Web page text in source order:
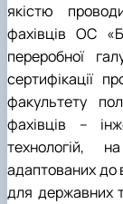
якістю
фахівців ОС
переробної
сертифікації
факультету
фахівців –
технологій,
адаптованих до
для державних